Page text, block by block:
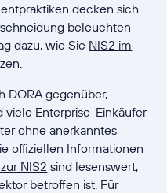
decken sich
beleuchten
dazu, wie Sie NIS2 im
.
DORA gegenüber,
viele Enterprise-Einkäufer
ohne anerkanntes
offiziellen Informationen
NIS2 sind lesenswert,
betroffen ist. Für